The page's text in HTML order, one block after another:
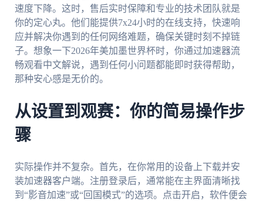
速度下降。这时，售后实时保障和专业的技术团队就是
你的定心丸。他们能提供7x24小时的在线支持，快速响
应并解决你遇到的任何网络难题，确保关键时刻不掉链
子。想象一下2026年美加墨世界杯时，你通过加速器流
畅观看中文解说，遇到任何小问题都能即时获得帮助，
那种安心感是无价的。
从设置到观赛：你的简易操作步
骤
实际操作并不复杂。首先，在你常用的设备上下载并安
装加速器客户端。注册登录后，通常能在主界面清晰找
到“影音加速”或“回国模式”的选项。点击开启，软件便会